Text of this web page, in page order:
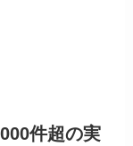
件超の実